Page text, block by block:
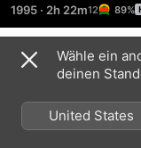
Adaption einer
ist eine ergreifende
Wider Erwarten
lebenslange
Mord verurteilt
lang begleiten
1995 · 2h 22m 89%
Trailer
Wähle ein
deinen
United States